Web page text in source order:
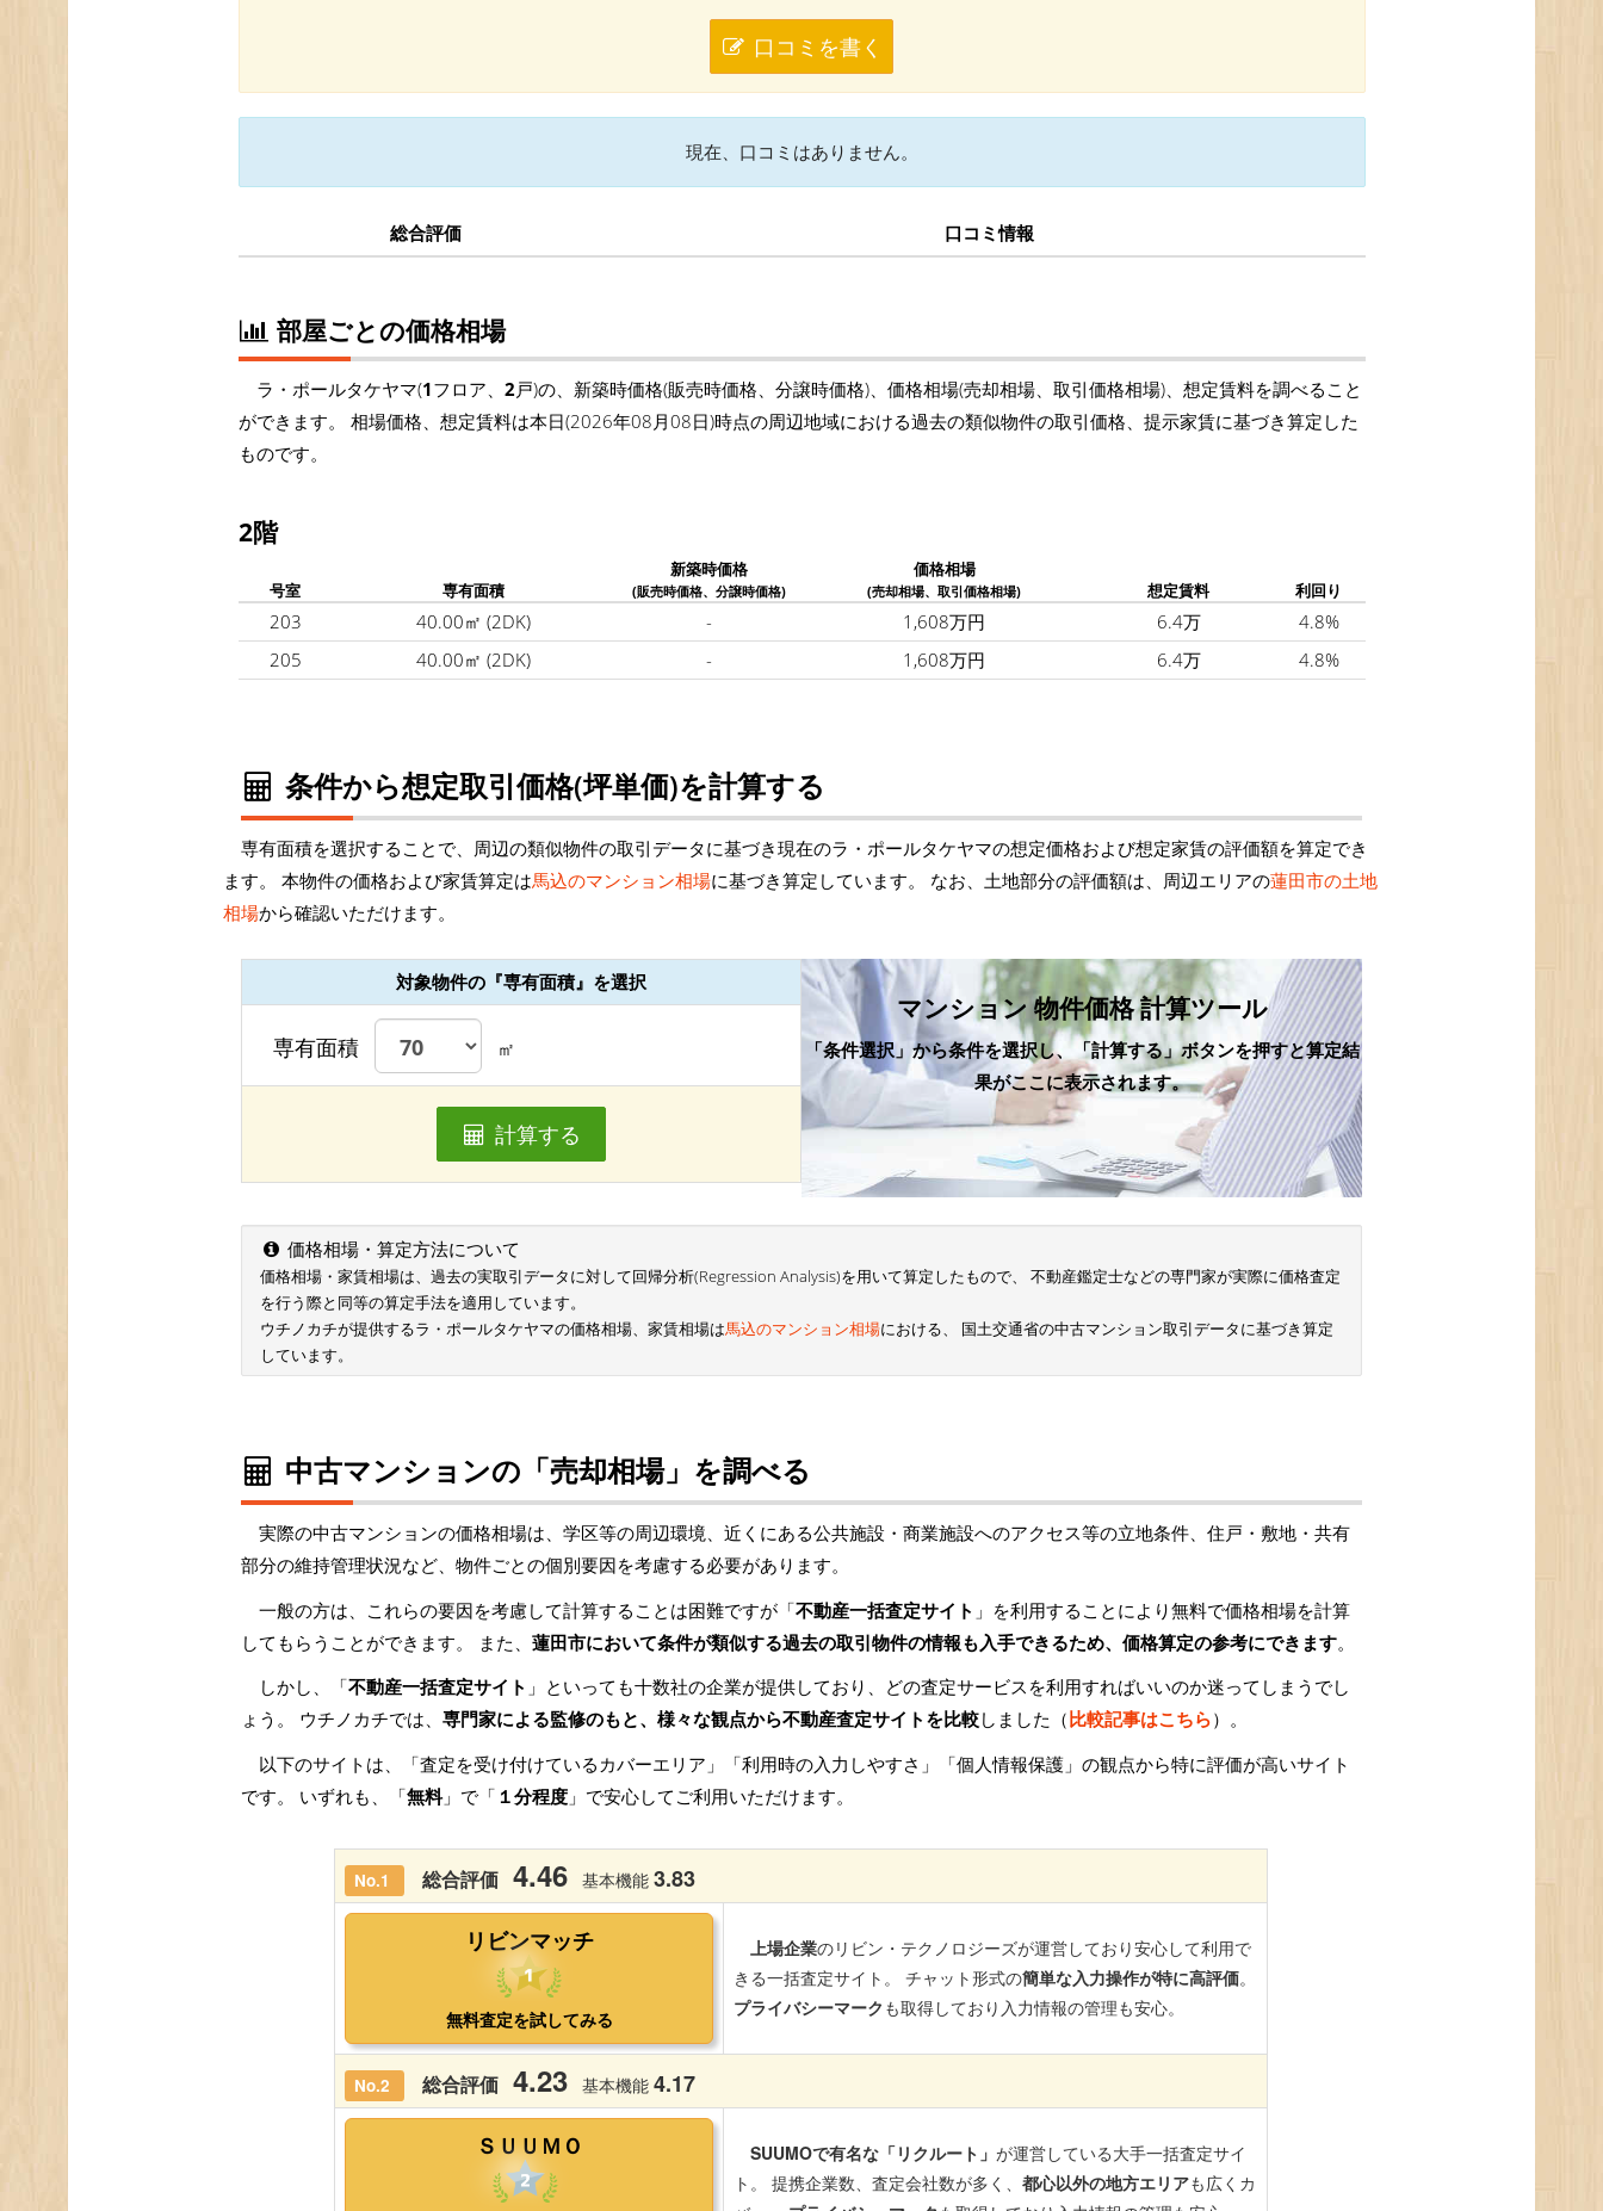
口コミを書く
現在、口コミはありません。
総合評価 口コミ情報
部屋ごとの価格相場
ラ・ポールタケヤマ(1フロア、 2戸)の、新築時価格(販売時価格、分譲時価格)、価格相場(売却相場、取引価格相場)、想定賃料を調べること
ができます。 相場価格、想定賃料は本日(2026年08月08日)時点の周辺地域における過去の類似物件の取引価格、提示家賃に基づき算定した
ものです。
2階
号室 専有面積
新築時価格
(販売時価格、分譲時価格)
価格相場
(売却相場、取引価格相場) 想定賃料 利回り
203 40.00㎡ (2DK) - 1,608万円 6.4万
4.8%
205
40.00㎡ (2DK) - 1,608万円 6.4万 4.8%
条件から想定取引価格(坪単価)を計算する
専有面積を選択することで、周辺の類似物件の取引データに基づき現在のラ・ポールタケヤマの想定価格および想定家賃の評価額を算定でき
ます。 本物件の価格および家賃算定は馬込のマンション相場に基づき算定しています。 なお、土地部分の評価額は、周辺エリアの蓮田市の土地
相場から確認いただけます。
対象物件の『専有面積』を選択
専有面積 ㎡
計算する
マンション 物件価格 計算ツール
「条件選択」から条件を選択し、「計算する」ボタンを押すと算定結
果がここに表示されます。
価格相場・算定方法について
価格相場・家賃相場は、過去の実取引データに対して回帰分析(Regression Analysis)を用いて算定したもので、 不動産鑑定士などの専門家が実際に価格査定
を行う際と同等の算定手法を適用しています。
ウチノカチが提供するラ・ポールタケヤマの価格相場、家賃相場は馬込のマンション相場における、 国土交通省の中古マンション取引データに基づき算定
しています。
中古マンションの「売却相場」を調べる
実際の中古マンションの価格相場は、学区等の周辺環境、近くにある公共施設・商業施設へのアクセス等の立地条件、住戸・敷地・共有
部分の維持管理状況など、物件ごとの個別要因を考慮する必要があります。
一般の方は、これらの要因を考慮して計算することは困難ですが「不動産一括査定サイト 」を利用することにより無料で価格相場を計算
してもらうことができます。 また、 蓮田市において条件が類似する過去の取引物件の情報も入手できるため、価格算定の参考にできます。
しかし、「不動産一括査定サイト 」といっても十数社の企業が提供しており、どの査定サービスを利用すればいいのか迷ってしまうでし
ょう。 ウチノカチでは、 専門家による監修のもと、様々な観点から不動産査定サイトを比較しました（比較記事はこちら）。
以下のサイトは、「査定を受け付けているカバーエリア」「利用時の入力しやすさ」「個人情報保護」の観点から特に評価が高いサイト
です。 いずれも、「無料」で「 １分程度 」で安心してご利用いただけます。